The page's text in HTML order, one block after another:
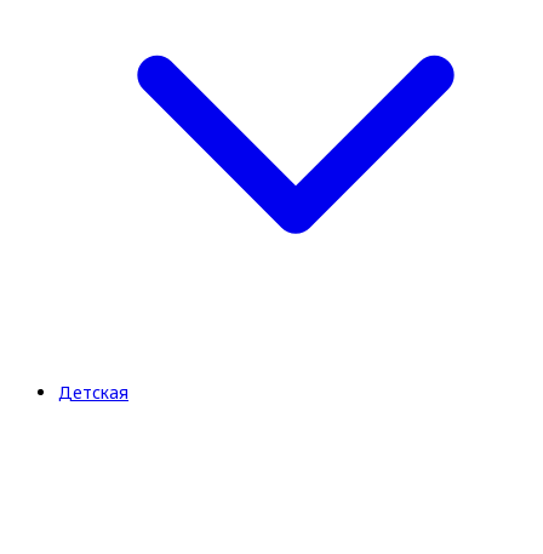
Детская